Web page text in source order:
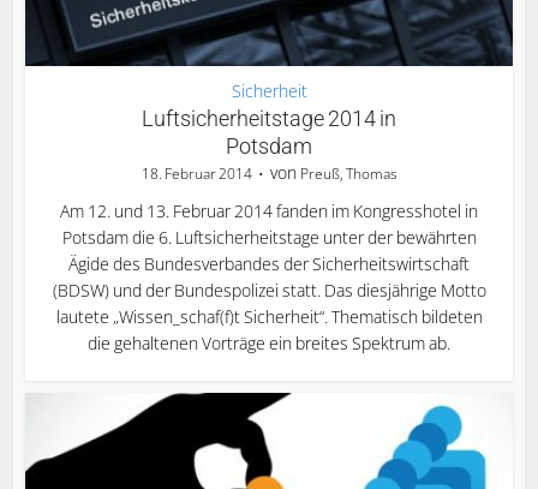
Sicherheit
Luftsicherheitstage 2014 in
Potsdam
18. Februar 2014 von Preuß, Thomas
Am 12. und 13. Februar 2014 fanden im Kongresshotel in
Potsdam die 6. Luftsicherheitstage unter der bewährten
Ägide des Bundesverbandes der Sicherheitswirtschaft
(BDSW) und der Bundespolizei statt. Das diesjährige Motto
lautete „Wissen_schaf(f)t Sicherheit“. Thematisch bildeten
die gehaltenen Vorträge ein breites Spektrum ab.